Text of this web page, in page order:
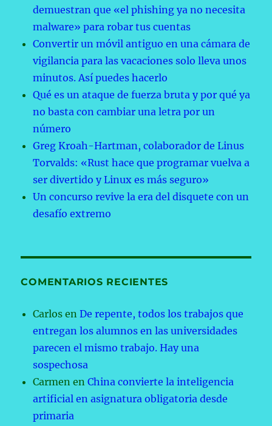
demuestran que «el phishing ya no necesita
malware» para robar tus cuentas
Convertir un móvil antiguo en una cámara de
vigilancia para las vacaciones solo lleva unos
minutos. Así puedes hacerlo
Qué es un ataque de fuerza bruta y por qué ya
no basta con cambiar una letra por un
número
Greg Kroah-Hartman, colaborador de Linus
Torvalds: «Rust hace que programar vuelva a
ser divertido y Linux es más seguro»
Un concurso revive la era del disquete con un
desafío extremo
COMENTARIOS RECIENTES
Carlos enDe repente, todos los trabajos que
entregan los alumnos en las universidades
parecen el mismo trabajo. Hay una
sospechosa
Carmen enChina convierte la inteligencia
artificial en asignatura obligatoria desde
primaria